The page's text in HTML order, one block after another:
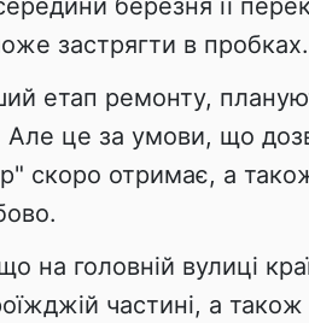
березня її
застрягти в пробках.
етап ремонту,
Але це за умови, що
скоро отримає, а
на головній вулиці
частині, а також